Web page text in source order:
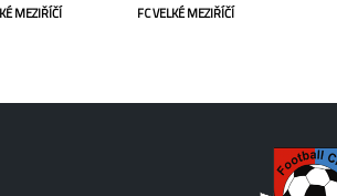
MEZIŘÍČÍ FC VELKÉ MEZIŘÍČÍ